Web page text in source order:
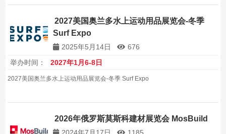
约10000平方米。
2027美国奥兰多水上运动用品展览会-冬季
Surf Expo
2025年5月14日
676
举办时间：
2027年1月6-8日
2027美国奥兰多水上运动用品展览会-冬季 Surf Expo
2026年俄罗斯莫斯科建材展览会 MosBuild
2024年7月17日 1185